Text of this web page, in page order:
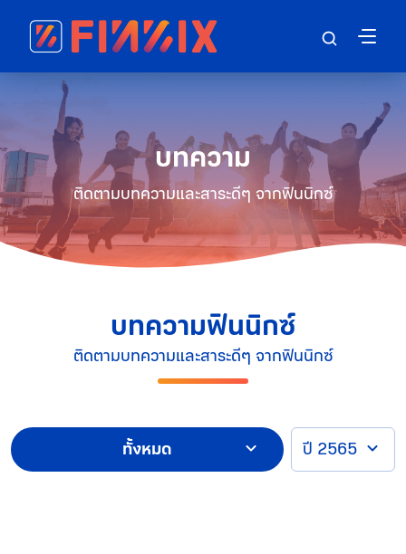
บทความ
ติดตามบทความและสาระดีๆ จากฟินนิกซ์
บทความฟินนิกซ์
ติดตามบทความและสาระดีๆ จากฟินนิกซ์
ทั้งหมด ปี 2565